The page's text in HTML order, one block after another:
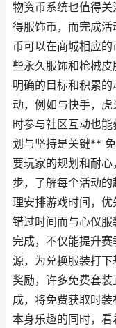
物资币系统也值得
得服饰币，而完成
币可以在商城相应
些永久服饰和枪械
明确的目标和积累
动，例如与快手，
时参与社区互动也
划与坚持是关键**
要玩家的规划和耐
步，了解每个活动
理安排游戏时间，
错过时间而与心仪
完成，不仅能提升
源，为兑换服装打
奖励，许多免费套
成，将免费获取时
本身乐趣的同时，